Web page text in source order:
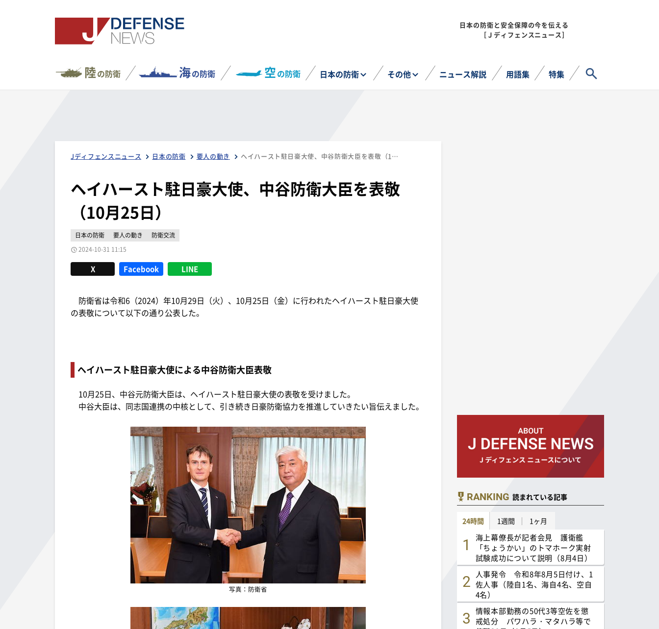
日本の防衛と安全保障の今を伝える
［Ｊディフェンスニュース］
陸の防衛 海の防衛 空の防衛 日本の防衛 その他 ニュース解説 用語集 特集
Jディフェンスニュース 日本の防衛 要人の動き ヘイハースト駐日豪大使、中谷防衛大臣を表敬（10月25日）
ヘイハースト駐日豪大使、中谷防衛大臣を表敬
（10月25日）
日本の防衛 要人の動き
防衛交流
2024-10-31 11:15
X Facebook LINE
防衛省は令和6（2024）年10月29日（火）、10月25日（金）に行われたヘイハースト駐日豪大使
の表敬について以下の通り公表した。
ヘイハースト駐日豪大使による中谷防衛大臣表敬
10月25日、中谷元防衛大臣は、ヘイハースト駐日豪大使の表敬を受けました。
中谷大臣は、同志国連携の中核として、引き続き日豪防衛協力を推進していきたい旨伝えました。
写真：防衛省
RANKING 読まれている記事
24時間 1週間 1ヶ月
海上幕僚長が記者会見 護衛艦
「ちょうかい」のトマホーク実射
試験成功について説明（8月4日）
人事発令 令和8年8月5日付け、1
佐人事（陸自1名、海自4名、空自
4名）
情報本部勤務の50代3等空佐を懲
戒処分 パワハラ・マタハラ等で